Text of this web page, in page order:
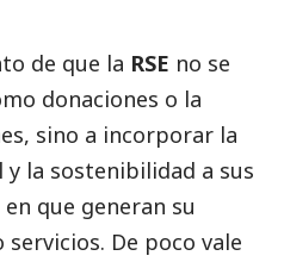
de que la RSE no se
donaciones o la
sino a incorporar la
y la sostenibilidad a sus
que generan su
De poco vale